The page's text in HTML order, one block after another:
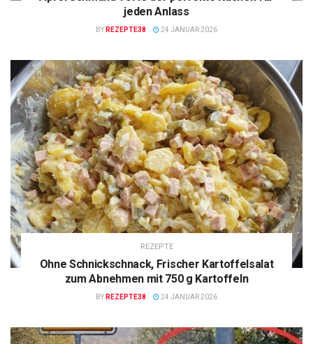
jeden Anlass
BY REZEPTE38 24 JANUAR 2026
REZEPTE
Ohne Schnickschnack, Frischer Kartoffelsalat
zum Abnehmen mit 750 g Kartoffeln
BY REZEPTE38 24 JANUAR 2026